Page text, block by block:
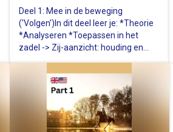
Roos Dyson'
Deel 1: Mee in de beweging
('Volgen')In dit deel leer je: *Theorie
*Analyseren *Toepassen in het
zadel -> Zij-aanzicht: houding en
Spiergebruik -> Scharnierpunten ->
Stabiliteit versus mobiliteit ->
Beweging van de ruiter in stap, draf,
galop -> verlichte zit Extra: 4…